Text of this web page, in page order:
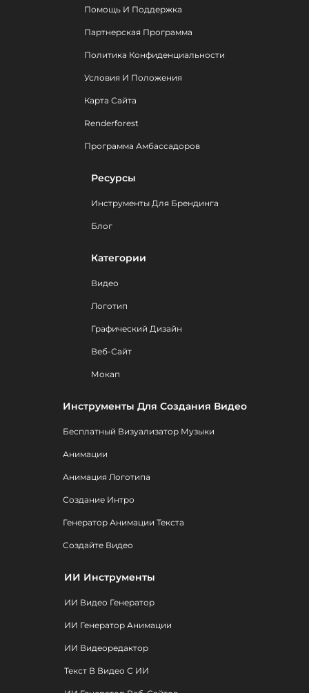
Помощь И Поддержка
Партнерская Программа
Политика Конфиденциальности
Условия И Положения
Карта Сайта
Renderforest
Программа Амбассадоров
Ресурсы
Инструменты Для Брендинга
Блог
Категории
Видео
Логотип
Графический Дизайн
Веб-Сайт
Мокап
Инструменты Для Создания Видео
Бесплатный Визуализатор Музыки
Анимации
Анимация Логотипа
Создание Интро
Генератор Анимации Текста
Создайте Видео
ИИ Инструменты
ИИ Видео Генератор
ИИ Генератор Анимации
ИИ Видеоредактор
Текст В Видео С ИИ